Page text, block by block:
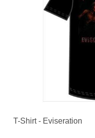
T-Shirt - Eviseration